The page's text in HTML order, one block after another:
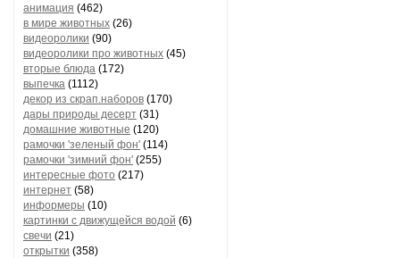
анимация (462)
в мире животных (26)
видеоролики (90)
видеоролики про животных (45)
вторые блюда (172)
выпечка (1112)
декор из скрап.наборов (170)
дары природы десерт (31)
домашние животные (120)
рамочки 'зеленый фон' (114)
рамочки 'зимний фон' (255)
интересные фото (217)
интернет (58)
информеры (10)
картинки с движущейся водой (6)
свечи (21)
открытки (358)